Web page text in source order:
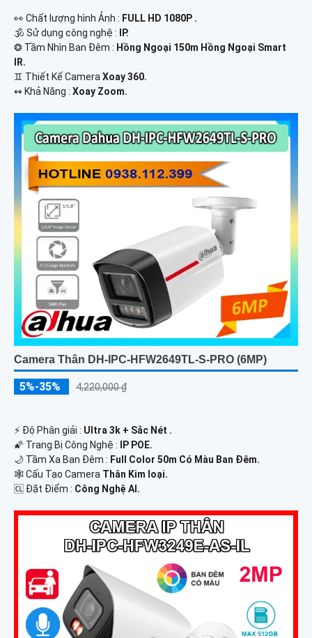
️👀 Chất lượng hình Ảnh : FULL HD 1080P .
🕉️ Sử dụng công nghệ :
IP.
❂ Tầm Nhìn Ban Đêm : Hồng Ngoại 150m Hồng Ngoại Smart
IR.
♊ Thiết Kế Camera Xoay 360.
️↭ Khả Năng : Xoay Zoom.
Camera Thân DH-IPC-HFW2649TL-S-PRO (6MP)
5%-35% 4,220,000 ₫
️⚡ Độ Phân giải : Ultra 3k + Sắc Nét .
🌠 Trang Bị Công Nghệ : IP POE.
🌙 Tầm Xa Ban Đêm : Full Color 50m Có Màu Ban Ðêm.
🕸️ Cấu Tạo Camera Thân Kim loại.
️🆑 Đặt Điểm : Công Nghệ AI.